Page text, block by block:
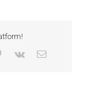
Pinterest
Vk Email